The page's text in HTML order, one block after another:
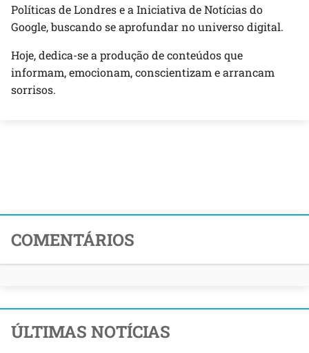
Políticas de Londres e a Iniciativa de Notícias do
Google, buscando se aprofundar no universo digital.
Hoje, dedica-se a produção de conteúdos que
informam, emocionam, conscientizam e arrancam
sorrisos.
COMENTÁRIOS
ÚLTIMAS NOTÍCIAS